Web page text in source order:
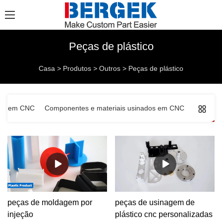
Peças de plástico
Casa > Produtos > Outros > Peças de plástico
CNC Componentes e materiais usinados em CNC Outros
peças de moldagem por
injeção
peças de usinagem de
plástico cnc personalizadas